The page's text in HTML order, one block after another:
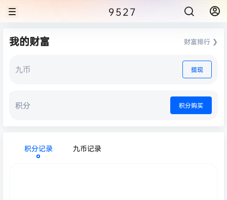
9527
我的财富 财富排行 ❯
九币 提现
积分 积分购买
积分记录 九币记录